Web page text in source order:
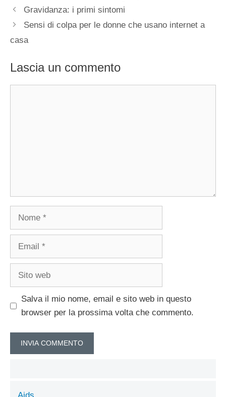
Gravidanza: i primi sintomi
Sensi di colpa per le donne che usano internet a
casa
Lascia un commento
Nome
Email
Sito
Salva il mio nome, email e sito web in questo
browser per la prossima volta che commento.